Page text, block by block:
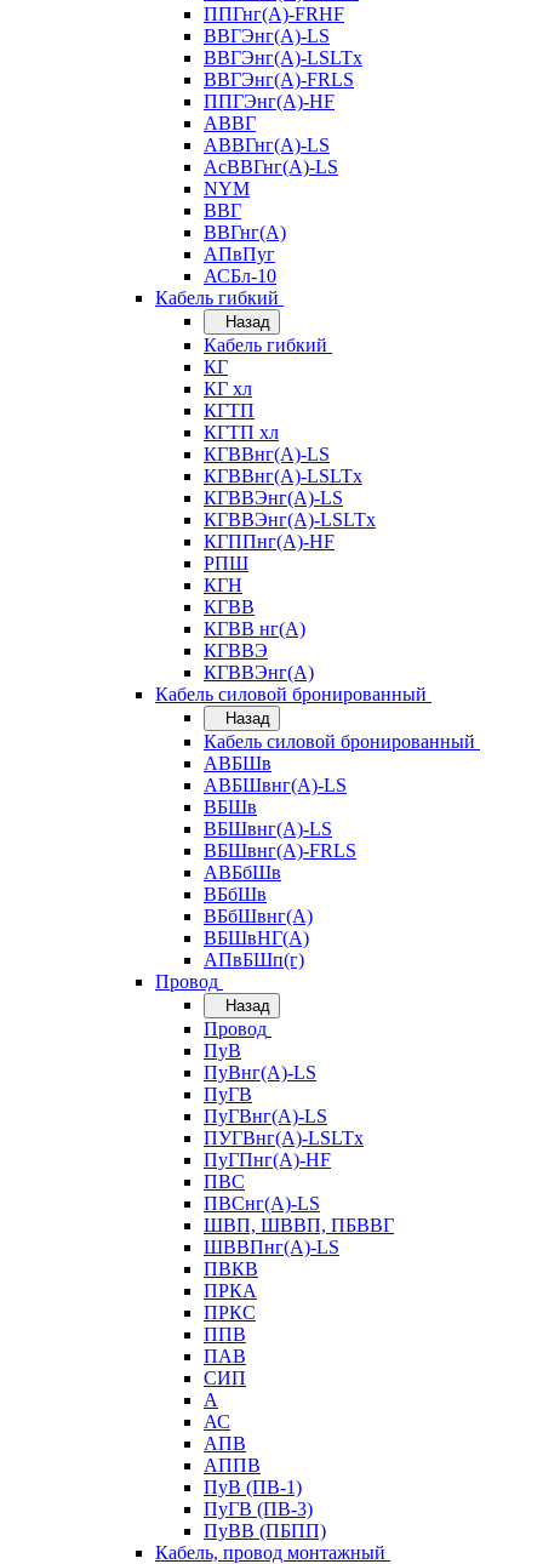
ППГнг(А)-FRHF
ВВГЭнг(А)-LS
ВВГЭнг(А)-LSLTx
ВВГЭнг(А)-FRLS
ППГЭнг(А)-HF
АВВГ
АВВГнг(А)-LS
АсВВГнг(А)-LS
NYM
ВВГ
ВВГнг(А)
АПвПуг
АСБл-10
Кабель гибкий
Назад
Кабель гибкий
КГ
КГ хл
КГТП
КГТП хл
КГВВнг(А)-LS
КГВВнг(А)-LSLTx
КГВВЭнг(А)-LS
КГВВЭнг(А)-LSLTx
КГППнг(А)-HF
РПШ
КГН
КГВВ
КГВВ нг(А)
КГВВЭ
КГВВЭнг(А)
Кабель силовой бронированный
Назад
Кабель силовой бронированный
АВБШв
АВБШвнг(А)-LS
ВБШв
ВБШвнг(А)-LS
ВБШвнг(А)-FRLS
АВБбШв
ВБбШв
ВБбШвнг(А)
ВБШвНГ(А)
АПвБШп(г)
Провод
Назад
Провод
ПуВ
ПуВнг(А)-LS
ПуГВ
ПуГВнг(А)-LS
ПУГВнг(А)-LSLTx
ПуГПнг(А)-HF
ПВС
ПВСнг(А)-LS
ШВП, ШВВП, ПБВВГ
ШВВПнг(А)-LS
ПВКВ
ПРКА
ПРКС
ППВ
ПАВ
СИП
А
АС
АПВ
АППВ
ПуВ (ПВ-1)
ПуГВ (ПВ-3)
ПуВВ (ПБПП)
Кабель, провод монтажный